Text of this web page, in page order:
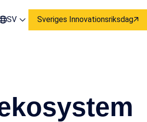
SV Sveriges Innovationsriksdag